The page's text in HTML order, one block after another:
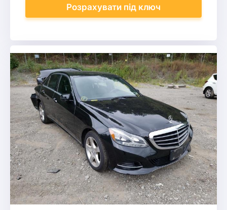
Розрахувати під ключ